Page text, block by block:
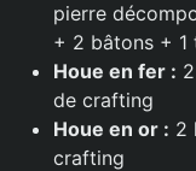
pierre
+ 2 bâtons +
Houe en fer :
de crafting
Houe en or : 2
crafting